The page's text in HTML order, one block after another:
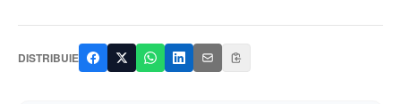
DISTRIBUIE